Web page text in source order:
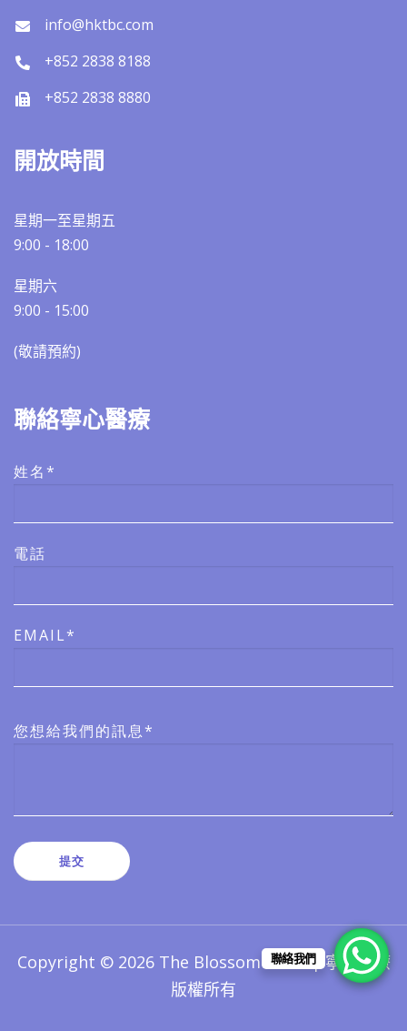
info@hktbc.com
+852 2838 8188
+852 2838 8880
開放時間
星期一至星期五
9:00 - 18:00
星期六
9:00 - 15:00
(敬請預約)​​
聯絡寧心醫療
姓名*
電話
EMAIL*
您想給我們的訊息*
Copyright © 2026 The Blossom Clinic | 寧心醫療
版權所有
聯絡我們